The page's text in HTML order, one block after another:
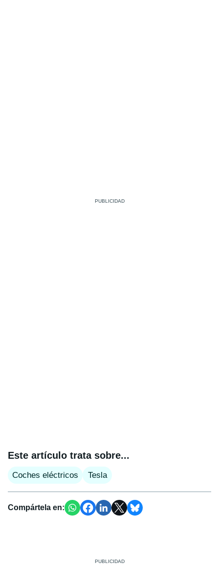
Este artículo trata sobre...
Coches eléctricos Tesla
Compártela en: